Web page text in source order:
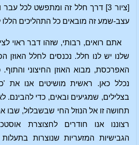
[ציור 3] דרך חלל זה ומתפשט לכל
עצב-שמע זה מובאים כל התהליכים הללו
אתם רואים, רבותי, שזהו דבר ראוי
שלנו יש לנו חלל. נכנסים לחלל האוזן
האפרכסת, מבוא האוזן החיצוני
נכלל כאן. ראשית מושיטים אנו את
בצלילים, שמגיעים ובאים, כדי להבינם.
תחושה זו אל הנוזל החי שבשבלול, שבו
רצוננו אנו חודרים לחצוצרת
הגבישיות המזעריות שנוצרות